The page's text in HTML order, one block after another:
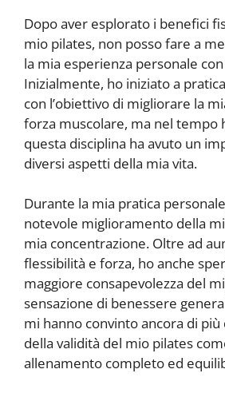
Dopo aver esplorato i benefici
mio pilates, non posso fare a
la mia esperienza personale
Inizialmente, ho iniziato a
con l’obiettivo di migliorare la
forza muscolare, ma nel tempo
questa disciplina ha avuto un
diversi aspetti della mia vita.
Durante la mia pratica
notevole miglioramento della
mia concentrazione. Oltre ad
flessibilità e forza, ho anche
maggiore consapevolezza del
sensazione di benessere
mi hanno convinto ancora di più
della validità del mio pilates
allenamento completo ed